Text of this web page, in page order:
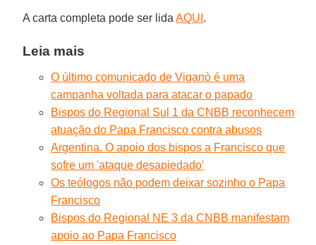
A carta completa pode ser lidaAQUI .
Leia mais
O último comunicado de Viganò é uma
campanha voltada para atacar o papado
Bispos do Regional Sul 1 da CNBB reconhecem
atuação do Papa Francisco contra abusos
Argentina. O apoio dos bispos a Francisco que
sofre um 'ataque desapiedado'
Os teólogos não podem deixar sozinho o Papa
Francisco
Bispos do Regional NE 3 da CNBB manifestam
apoio ao Papa Francisco